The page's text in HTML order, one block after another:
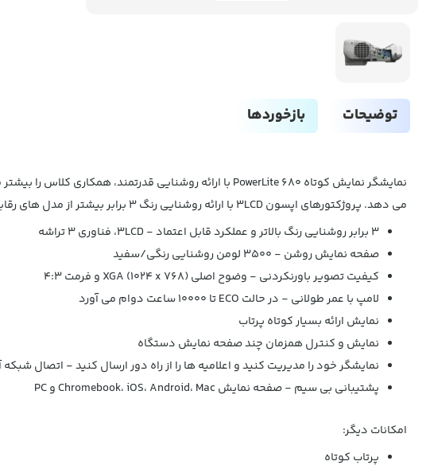
توضیحات بازخوردها
می دهد. پروژکتورهای اپسون 3LCD با ارائه روشنایی رنگ 3 برابر بیشتر از مدل های رقابتی، تصاویر روشن و واضح را تضمین می کنند. 680 با ارائه 3500 لومن رنگ و روشنایی سفید، ارائه های جذابی را تضمین می کند.
3 برابر روشنایی رنگ بالاتر و عملکرد قابل اعتماد - 3LCD، فناوری 3 تراشه
صفحه نمایش روشن - 3500 لومن روشنایی رنگی/سفید
کیفیت تصویر باورنکردنی - وضوح اصلی XGA (1024 x 768) و فرمت 4:3
لامپ با عمر طولانی - در حالت ECO تا 10000 ساعت دوام می آورد
نمایش ارائه بسیار کوتاه پرتاب
نمایش و کنترل همزمان چند صفحه نمایش دستگاه
نمایشگر خود را مدیریت کنید و اعلامیه ها را از راه دور ارسال کنید - اتصال
پشتیبانی بی سیم - صفحه نمایش Chromebook، iOS، Android، Mac و PC
امکانات دیگر:
پرتاب کوتاه